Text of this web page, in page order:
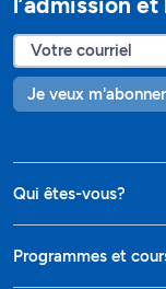
Je veux m'abonner
Qui êtes-vous?
Programmes et